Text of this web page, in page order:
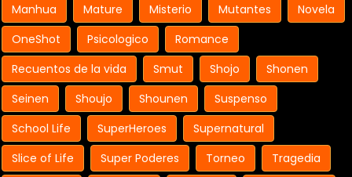
Manhua
Mature Misterio Mutantes
Novela
OneShot
Psicologico
Romance
Recuentos de la vida
Smut Shojo
Shonen
Seinen
Shoujo Shounen
Suspenso
School Life
SuperHeroes
Supernatural
Slice of Life
Super Poderes Torneo
Tragedia